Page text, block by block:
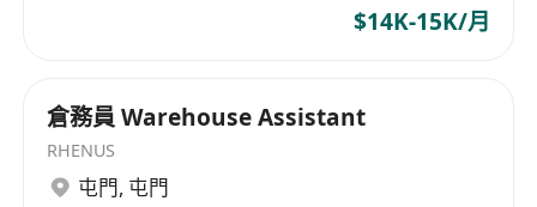
$14K-15K/月
倉務員 Warehouse Assistant
RHENUS
屯門, 屯門